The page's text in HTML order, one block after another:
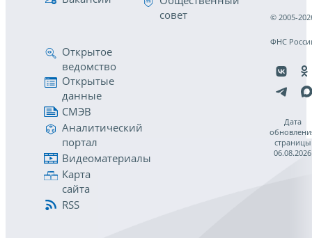
совет
Открытое
ведомство
Открытые
данные
СМЭВ
Аналитический
портал
Видеоматериалы
Карта
сайта
RSS
© 2005-
ФНС
Дата
страницы
06.08.2026